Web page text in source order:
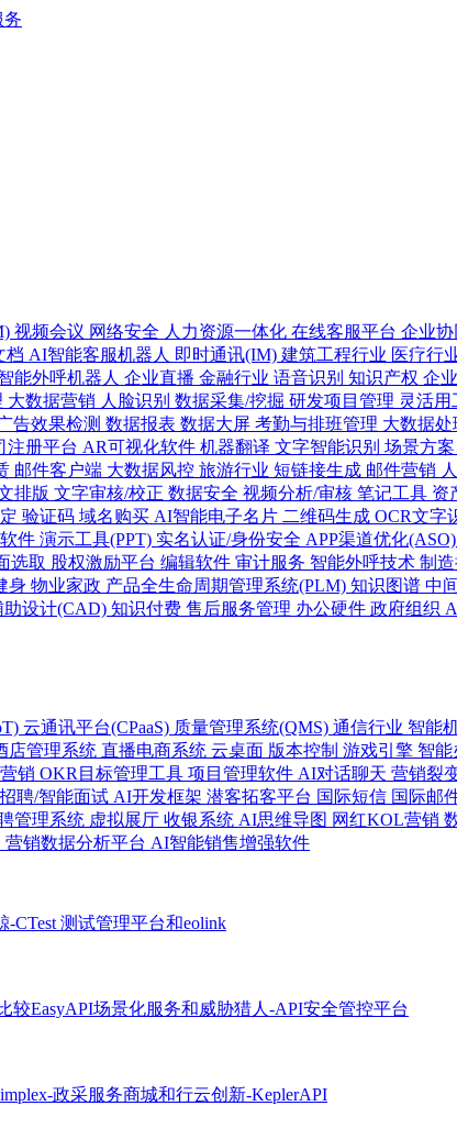
视频会议 网络安全 人力资源一体化 在线客服平台 企业
档 AI智能客服机器人 即时通讯(IM) 建筑工程行业 医疗行
能外呼机器人 企业直播 金融行业 语音识别 知识产权 企
大数据营销 人脸识别 数据采集/挖掘 研发项目管理 灵活
告效果检测 数据报表 数据大屏 考勤与排班管理 大数据
注册平台 AR可视化软件 机器翻译 文字智能识别 场景方
邮件客户端 大数据风控 旅游行业 短链接生成 邮件营销
排版 文字审核/校正 数据安全 视频分析/审核 笔记工具 资
验证码 域名购买 AI智能电子名片 二维码生成 OCR文字
件 演示工具(PPT) 实名认证/身份安全 APP渠道优化
选取 股权激励平台 编辑软件 审计服务 智能外呼技术 制
身 物业家政 产品全生命周期管理系统(PLM) 知识图谱 中
助设计(CAD) 知识付费 售后服务管理 办公硬件 政府组织
云通讯平台(CPaaS) 质量管理系统(QMS) 通信行业 智能
店管理系统 直播电商系统 云桌面 版本控制 游戏引擎 智
销 OKR目标管理工具 项目管理软件 AI对话聊天 营销裂
聘/智能面试 AI开发框架 潜客拓客平台 国际短信 国际邮
管理系统 虚拟展厅 收银系统 AI思维导图 网红KOL营销
营销数据分析平台 AI智能销售增强软件
-CTest 测试管理平台和eolink
较EasyAPI场景化服务和威胁猎人-API安全管控平台
政采服务商城和行云创新-KeplerAPI